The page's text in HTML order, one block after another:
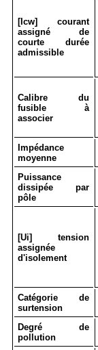
[Icw] courant
assigné de
courte durée
admissible
Calibre du
fusible à
associer
Impédance
moyenne
Puissance
dissipée par
pôle
[Ui] tension
assignée
d'isolement
Catégorie de
surtension
Degré de
pollution